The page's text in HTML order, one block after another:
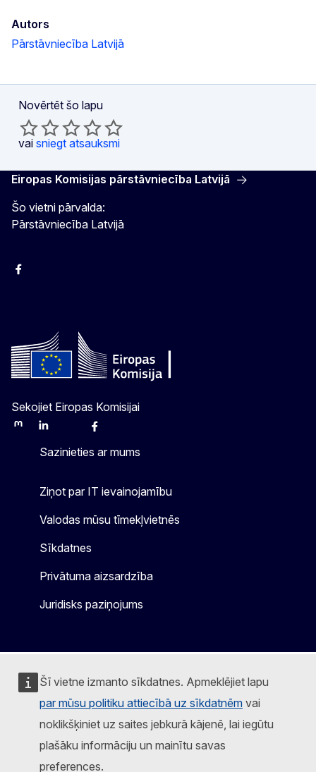
Šī vietne izmanto sīkdatnes. Apmeklējiet lapu
par mūsu politiku attiecībā uz sīkdatnēm vai
noklikšķiniet uz saites jebkurā kājenē, lai iegūtu
plašāku informāciju un mainītu savas
preferences.
Autors
Pārstāvniecība Latvijā
Novērtēt šo lapu
vai sniegt atsauksmi
Eiropas Komisijas pārstāvniecība Latvijā
Šo vietni pārvalda:
Pārstāvniecība Latvijā
Facebook
Sekojiet Eiropas Komisijai
MastodonLinkedInBlueskyFacebook
Sazinieties ar mums
Ziņot par IT ievainojamību
Valodas mūsu tīmekļvietnēs
Sīkdatnes
Privātuma aizsardzība
Juridisks paziņojums